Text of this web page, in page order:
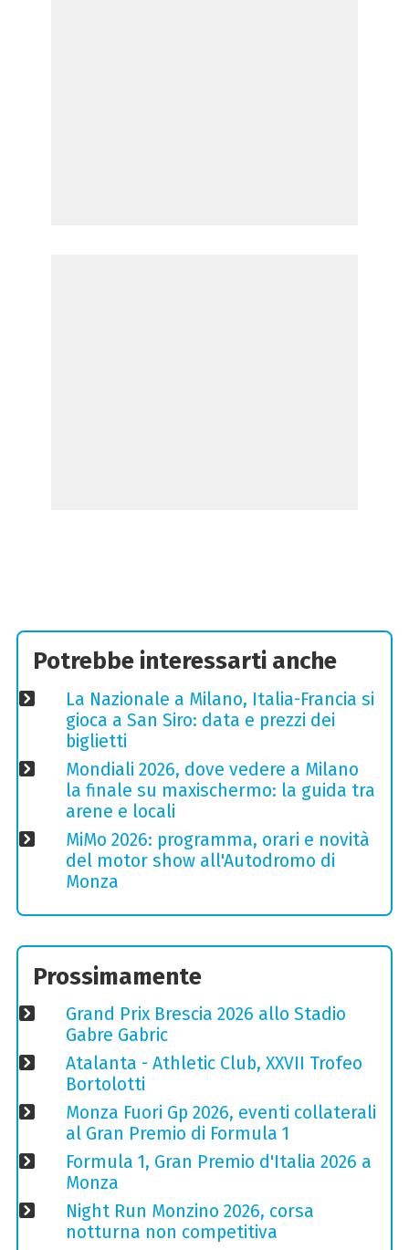
Potrebbe interessarti anche
La Nazionale a Milano, Italia-Francia si
gioca a San Siro: data e prezzi dei
biglietti
Mondiali 2026, dove vedere a Milano
la finale su maxischermo: la guida tra
arene e locali
MiMo 2026: programma, orari e novità
del motor show all'Autodromo di
Monza
Prossimamente
Grand Prix Brescia 2026 allo Stadio
Gabre Gabric
Atalanta - Athletic Club, XXVII Trofeo
Bortolotti
Monza Fuori Gp 2026, eventi collaterali
al Gran Premio di Formula 1
Formula 1, Gran Premio d'Italia 2026 a
Monza
Night Run Monzino 2026, corsa
notturna non competitiva